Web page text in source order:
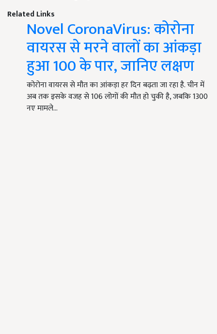
Related Links
Novel CoronaVirus: कोरोना
वायरस से मरने वालों का आंकड़ा
हुआ 100 के पार, जानिए लक्षण
कोरोना वायरस से मौत का आंकड़ा हर दिन बढ़ता जा रहा है. चीन में
अब तक इसके वजह से 106 लोगों की मौत हो चुकी है, जबकि 1300
नए मामले…